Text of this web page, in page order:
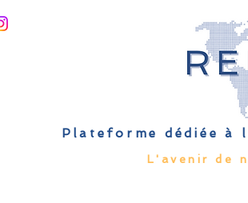
Plateforme dédiée
L'avenir de